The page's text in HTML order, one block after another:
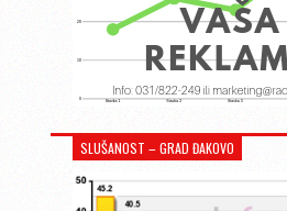
SLUŠANOST – GRAD ĐAKOVO